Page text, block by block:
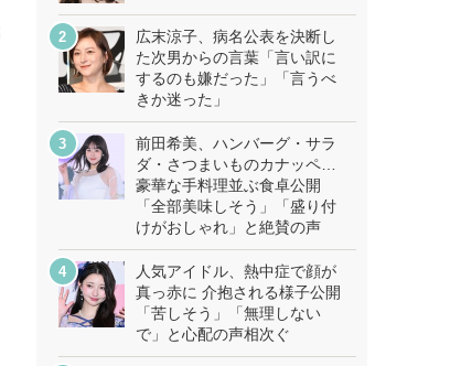
広末涼子、病名公表を決断し
た次男からの言葉「言い訳に
するのも嫌だった」「言うべ
きか迷った」
前田希美、ハンバーグ・サラ
ダ・さつまいものカナッペ…
豪華な手料理並ぶ食卓公開
「全部美味しそう」「盛り付
けがおしゃれ」と絶賛の声
人気アイドル、熱中症で顔が
真っ赤に 介抱される様子公開
「苦しそう」「無理しない
で」と心配の声相次ぐ